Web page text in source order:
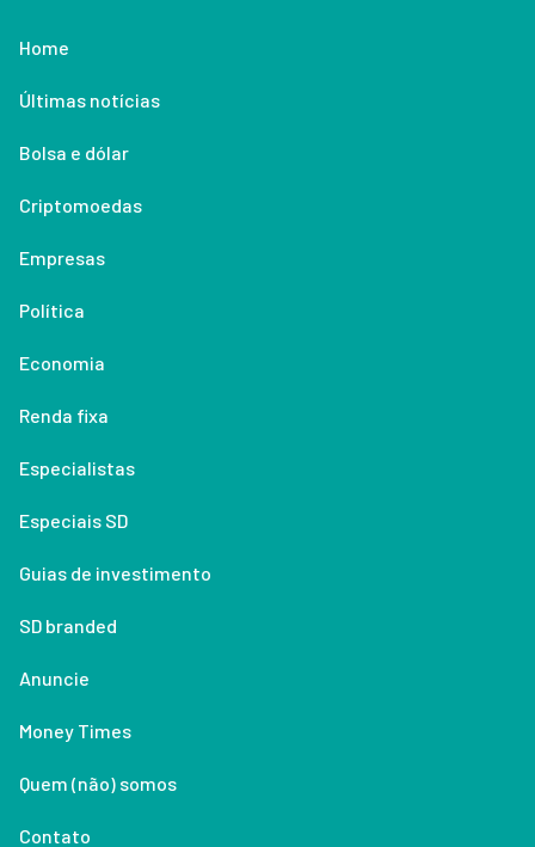
Home
Últimas notícias
Bolsa e dólar
Criptomoedas
Empresas
Política
Economia
Renda fixa
Especialistas
Especiais SD
Guias de investimento
SD branded
Anuncie
Money Times
Quem (não) somos
Contato